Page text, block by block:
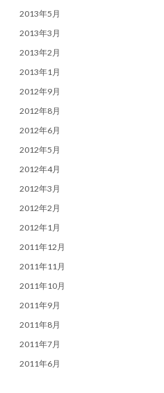
2013年5月
2013年3月
2013年2月
2013年1月
2012年9月
2012年8月
2012年6月
2012年5月
2012年4月
2012年3月
2012年2月
2012年1月
2011年12月
2011年11月
2011年10月
2011年9月
2011年8月
2011年7月
2011年6月